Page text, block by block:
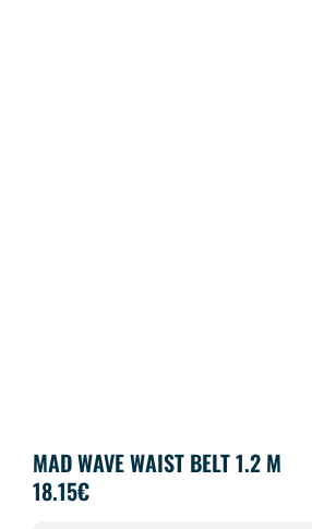
MAD WAVE WAIST BELT 1.2 M
18.15€